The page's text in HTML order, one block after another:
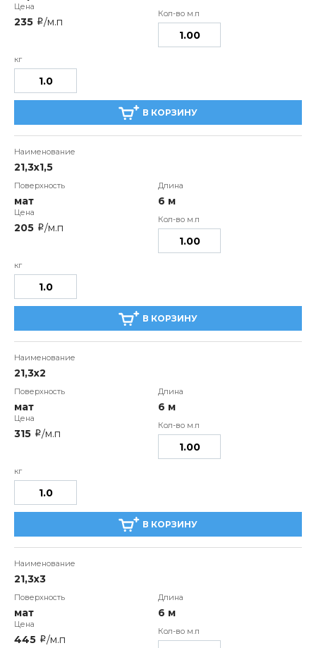
235 i/м.п
В КОРЗИНУ
21,3х1,5
мат 6 м
205 i/м.п
В КОРЗИНУ
21,3х2
мат 6 м
315 i/м.п
В КОРЗИНУ
21,3х3
мат 6 м
445 i/м.п